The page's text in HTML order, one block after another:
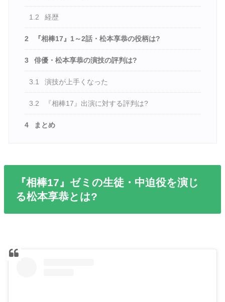
1.2 経歴
2 『相棒17』1～2話・松本享恭の役柄は?
3 俳優・松本享恭の演技の評判は?
3.1 演技が上手くなった
3.2 『相棒17』出演に対する評判は?
4 まとめ
『相棒17』ゼミの生徒・中迫役を演じ
る松本享恭とは?